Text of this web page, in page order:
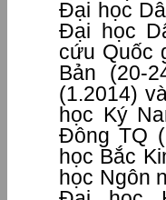
Đại học
Đại học
cứu Quốc
Bản (20-
(1.2014)
học Ký
Đông TQ
học Bắc
học Ngôn